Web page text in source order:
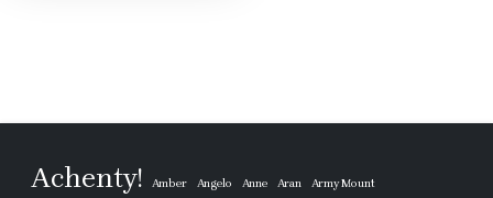
Achenty! Amber Angelo Anne Aran Army Mount